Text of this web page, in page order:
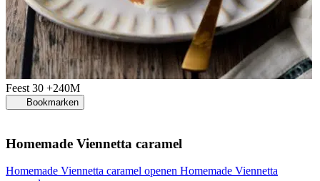
Feest 30 +240M
Bookmarken
Homemade Viennetta caramel
Homemade Viennetta caramel openen Homemade Viennetta